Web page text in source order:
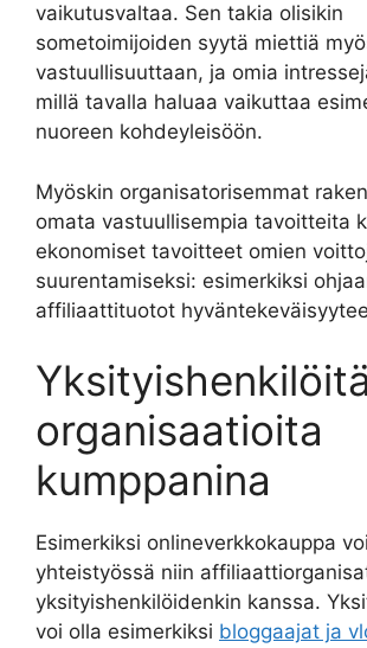
vaikutusvaltaa. Sen takia olisikin
sometoimijoiden syytä miettiä
vastuullisuuttaan, ja omia
millä tavalla haluaa vaikuttaa
nuoreen kohdeyleisöön.
Myöskin organisatorisemmat
omata vastuullisempia tavoitteita
ekonomiset tavoitteet omien
suurentamiseksi: esimerkiksi
affiliaattituotot
organisaatioita
kumppanina
Esimerkiksi onlineverkkokauppa
yhteistyössä niin
yksityishenkilöidenkin kanssa.
voi olla esimerkiksi bloggaajat ja